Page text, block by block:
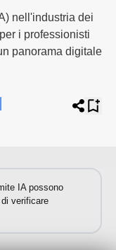
nell'industria dei
i professionisti
panorama digitale
IA possono
verificare